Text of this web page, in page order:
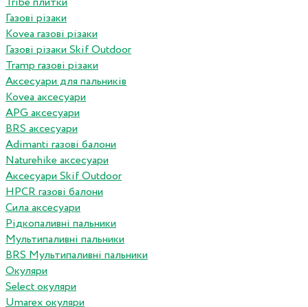
Газові різаки
Kovea газові різаки
Газові різаки Skif Outdoor
Tramp газові різаки
Аксесуари для пальників
Kovea аксесуари
APG аксесуари
BRS аксесуари
Adimanti газові балони
Naturehike аксесуари
Аксесуари Skif Outdoor
HPCR газові балони
Сила аксесуари
Рідкопаливні пальники
Мультипаливні пальники
BRS Мультипаливні пальники
Окуляри
Select окуляри
Umarex окуляри